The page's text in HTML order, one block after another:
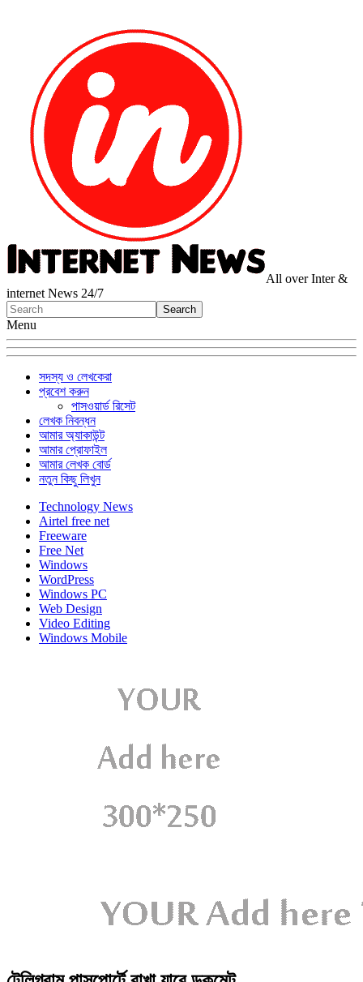
All over Inter &
internet News 24/7
Menu
সদস্য ও লেখকেরা
প্রবেশ করুন
পাসওয়ার্ড রিসেট
লেখক নিবন্ধন
আমার অ্যাকাউন্ট
আমার প্রোফাইল
আমার লেখক বোর্ড
নতুন কিছু লিখুন
Technology News
Airtel free net
Freeware
Free Net
Windows
WordPress
Windows PC
Web Design
Video Editing
Windows Mobile